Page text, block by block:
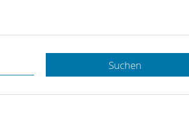
Hotline.
gerne.
Suchen